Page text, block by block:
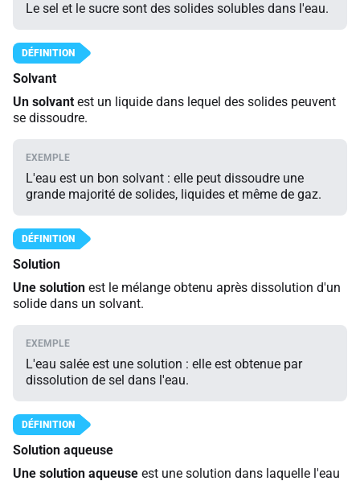
Le sel et le sucre sont des solides solubles dans l'eau.
Solvant
Un solvant est un liquide dans lequel des solides peuvent
se dissoudre.
L'eau est un bon solvant : elle peut dissoudre une
grande majorité de solides, liquides et même de gaz.
Solution
Une solution est le mélange obtenu après dissolution d'un
solide dans un solvant.
L'eau salée est une solution : elle est obtenue par
dissolution de sel dans l'eau.
Solution aqueuse
Une solution aqueuse est une solution dans laquelle l'eau